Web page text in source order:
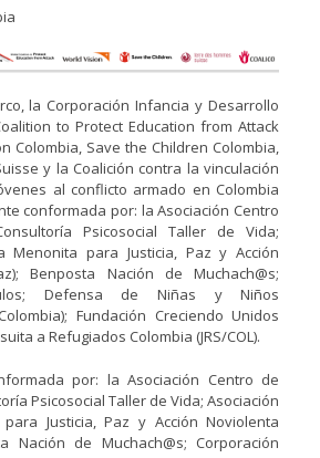
la Corporación Infancia y Desarrollo
to Protect Education from Attack
Colombia, Save the Children Colombia,
y la Coalición contra la vinculación
al conflicto armado en Colombia
conformada por: la Asociación Centro
Psicosocial Taller de Vida;
Menonita para Justicia, Paz y Acción
Benposta Nación de Muchach@s;
Defensa de Niñas y Niños
Fundación Creciendo Unidos
a Refugiados Colombia (JRS/COL).
por: la Asociación Centro de
Psicosocial Taller de Vida; Asociación
Justicia, Paz y Acción Noviolenta
Nación de Muchach@s; Corporación